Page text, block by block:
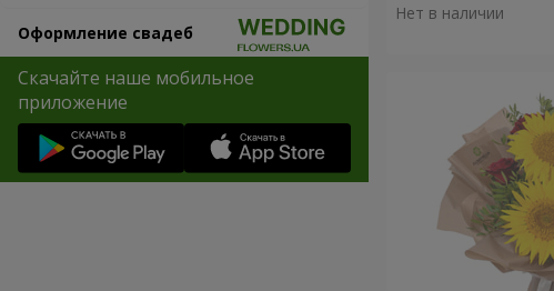
Оформление свадеб
Скачайте наше мобильное
приложение
Нет в наличии